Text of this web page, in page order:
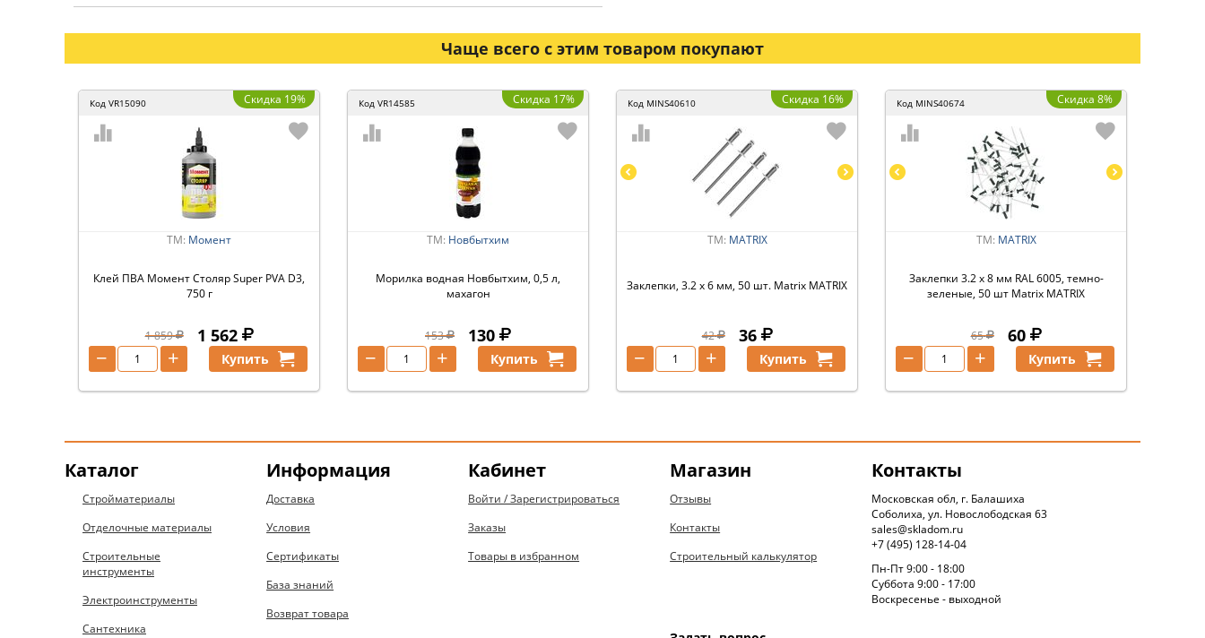
Чаще всего с этим товаром покупают
Код VR15090 Скидка 19%
ТМ: Момент
Клей ПВА Момент Столяр Super PVA D3,
750 г
1 859 1 562
+
− Купить
Код VR14585 Скидка 17%
ТМ: Новбытхим
Морилка водная Новбытхим, 0,5 л,
махагон
153 130
+
− Купить
Код MINS40610 Скидка 16%
ТМ: MATRIX
Заклепки, 3.2 х 6 мм, 50 шт. Matrix MATRIX
42 36
+
− Купить
Код MINS40674 Скидка 8%
ТМ: MATRIX
Заклепки 3.2 х 8 мм RAL 6005, темно-
зеленые, 50 шт Matrix MATRIX
65 60
+
− Купить
Каталог
Стройматериалы
Отделочные материалы
Строительные
инструменты
Электроинструменты
Сантехника
Информация
Доставка
Условия
Сертификаты
База знаний
Возврат товара
Кабинет
Войти / Зарегистрироваться
Заказы
Товары в избранном
Магазин
Отзывы
Контакты
Строительный калькулятор
Контакты
Московская обл, г. Балашиха
Соболиха, ул. Новослободская 63
sales@skladom.ru
+7 (495) 128-14-04
Пн-Пт 9:00 - 18:00
Суббота 9:00 - 17:00
Воскресенье - выходной